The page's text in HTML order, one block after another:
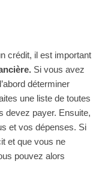
crédit, il est important
Si vous avez
déterminer
une liste de toutes
devez payer. Ensuite,
et vos dépenses. Si
et que vous ne
pouvez alors